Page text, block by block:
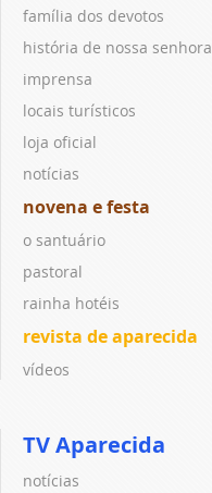
família dos devotos
história de nossa senhora
imprensa
locais turísticos
loja oficial
notícias
novena e festa
o santuário
pastoral
rainha hotéis
revista de aparecida
vídeos
TV Aparecida
notícias